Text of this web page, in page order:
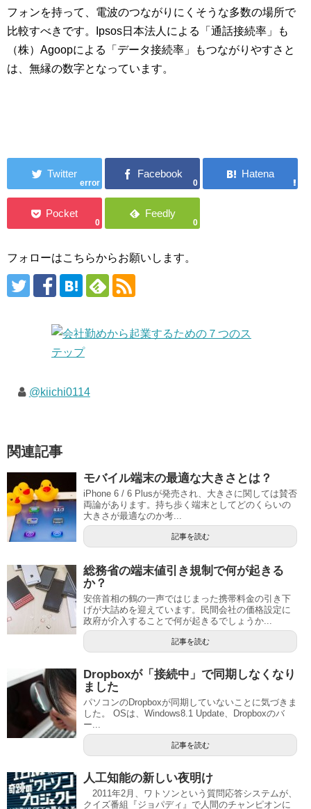
フォンを持って、電波のつながりにくそうな多数の場所で
比較すべきです。Ipsos日本法人による「通話接続率」も
（株）Agoopによる「データ接続率」もつながりやすさと
は、無縁の数字となっています。
error 0
0 0
フォローはこちらからお願いします。
@kiichi0114
関連記事
モバイル端末の最適な大きさとは？
iPhone 6 / 6 Plusが発売され、大きさに関しては賛否
両論があります。持ち歩く端末としてどのくらいの
大きさが最適なのか考...
記事を読む
総務省の端末値引き規制で何が起きる
か？
安倍首相の鶴の一声ではじまった携帯料金の引き下
げが大詰めを迎えています。民間会社の価格設定に
政府が介入することで何が起きるでしょうか...
記事を読む
Dropboxが「接続中」で同期しなくなり
ました
パソコンのDropboxが同期していないことに気づきま
した。 OSは、Windows8.1 Update、Dropboxのバ
ー...
記事を読む
人工知能の新しい夜明け
2011年2月、ワトソンという質問応答システムが、
クイズ番組『ジョパディ』で人間のチャンピオンに